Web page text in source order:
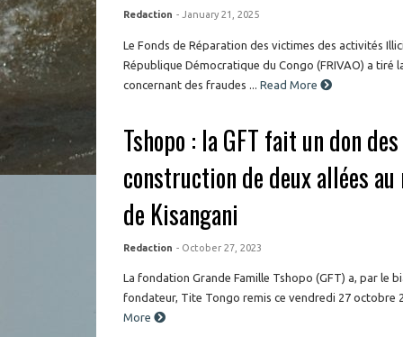
Redaction - January 21, 2025
Le Fonds de Réparation des victimes des activités
République Démocratique du Congo (FRIVAO) a tiré
concernant des fraudes ...
Read More
Tshopo : la GFT fait un don
construction de deux allées
de Kisangani
Redaction - October 27, 2023
La fondation Grande Famille Tshopo (GFT) a, par le
fondateur, Tite Tongo remis ce vendredi 27 octobre
More